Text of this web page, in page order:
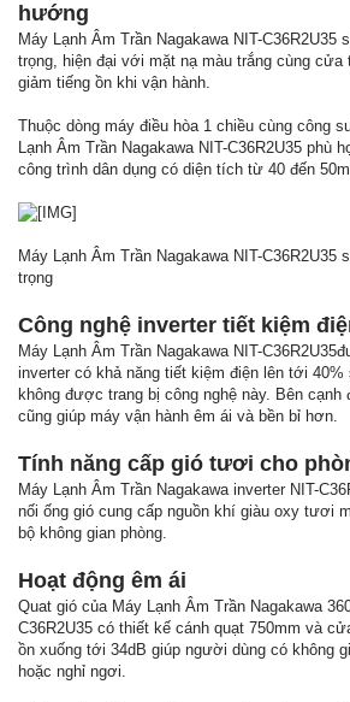
hướng
Máy Lạnh Âm Trần Nagakawa NIT-C36R2U35
trọng, hiện đại với mặt nạ màu trắng cùng cửa
giảm tiếng ồn khi vận hành.
Thuộc dòng máy điều hòa 1 chiều cùng công
Lạnh Âm Trần Nagakawa NIT-C36R2U35 phù
công trình dân dụng có diện tích từ 40 đến
Máy Lạnh Âm Trần Nagakawa NIT-C36R2U35
trọng
Công nghệ inverter tiết kiệm
Máy Lạnh Âm Trần Nagakawa NIT-
inverter có khả năng tiết kiệm điện lên tới 40%
không được trang bị công nghệ này. Bên cạnh
cũng giúp máy vận hành êm ái và bền bỉ hơn.
Tính năng cấp gió tươi cho
Máy Lạnh Âm Trần Nagakawa inverter NIT-
nối ống gió cung cấp nguồn khí giàu oxy tươi
bộ không gian phòng.
Hoạt động êm ái
Quat gió của Máy Lạnh Âm Trần Nagakawa
C36R2U35 có thiết kế cánh quạt 750mm và
ồn xuống tới 34dB giúp người dùng có không
hoặc nghỉ ngơi.